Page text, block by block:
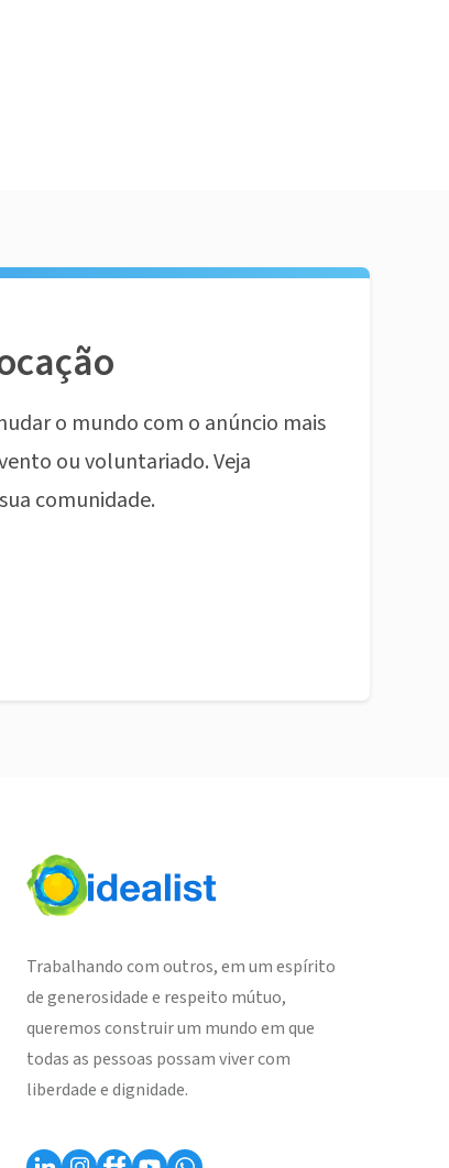
o mundo com o anúncio mais
ou voluntariado. Veja
comunidade.
Trabalhando com outros, em um espírito
de generosidade e respeito mútuo,
queremos construir um mundo em que
todas as pessoas possam viver com
liberdade e dignidade.